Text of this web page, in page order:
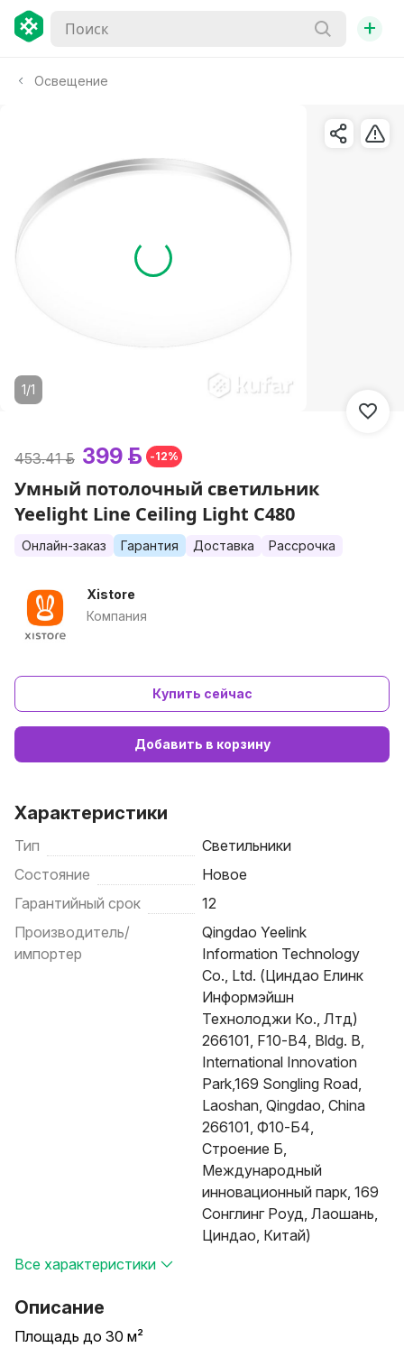
+
Освещение
1/1
453.41 р. 399 р. -12%
Умный потолочный светильник
Yeelight Line Ceiling Light C480
Онлайн-заказ Гарантия Доставка Рассрочка
Xistore
Компания
Купить сейчас
Добавить в корзину
Характеристики
Тип
Светильники
Состояние
Новое
Гарантийный срок
12
Производитель/
импортер
Qingdao Yeelink
Information Technology
Co., Ltd. (Циндао Елинк
Информэйшн
Технолоджи Ко., Лтд)
266101, F10-B4, Bldg. B,
International Innovation
Park,169 Songling Road,
Laoshan, Qingdao, China
266101, Ф10-Б4,
Строение Б,
Международный
инновационный парк, 169
Сонглинг Роуд, Лаошань,
Циндао, Китай)
Все характеристики
Описание
Площадь до 30 м²